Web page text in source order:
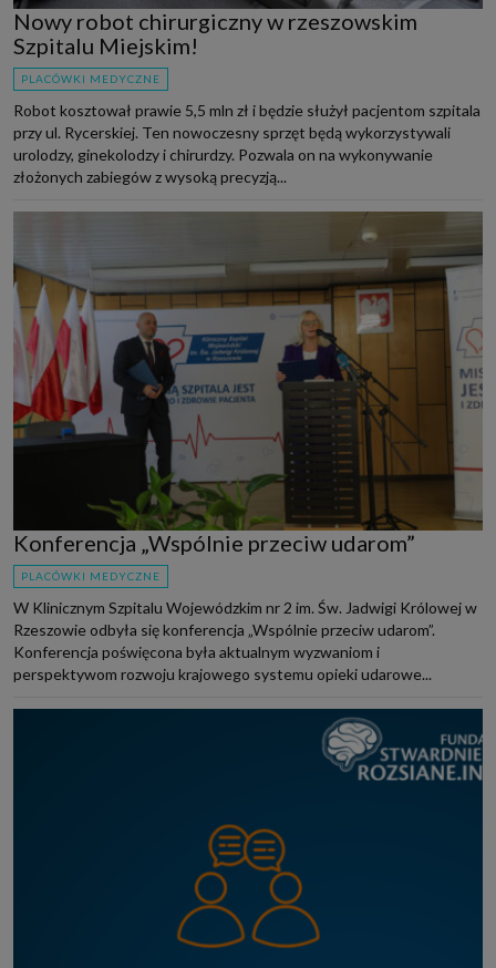
Nowy robot chirurgiczny w rzeszowskim
Szpitalu Miejskim!
PLACÓWKI MEDYCZNE
Robot kosztował prawie 5,5 mln zł i będzie służył pacjentom szpitala
przy ul. Rycerskiej. Ten nowoczesny sprzęt będą wykorzystywali
urolodzy, ginekolodzy i chirurdzy. Pozwala on na wykonywanie
złożonych zabiegów z wysoką precyzją...
Konferencja „Wspólnie przeciw udarom”
PLACÓWKI MEDYCZNE
W Klinicznym Szpitalu Wojewódzkim nr 2 im. Św. Jadwigi Królowej w
Rzeszowie odbyła się konferencja „Wspólnie przeciw udarom”.
Konferencja poświęcona była aktualnym wyzwaniom i
perspektywom rozwoju krajowego systemu opieki udarowe...